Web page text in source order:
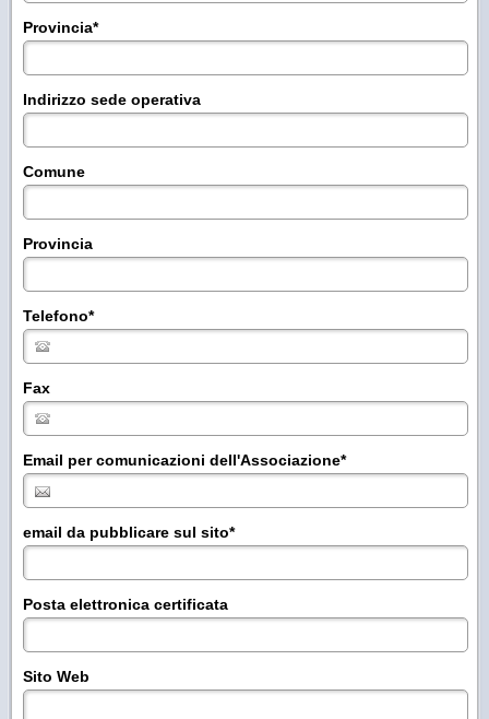
Provincia*
Indirizzo sede operativa
Comune
Provincia
Telefono*
Fax
Email per comunicazioni dell'Associazione*
email da pubblicare sul sito*
Posta elettronica certificata
Sito Web